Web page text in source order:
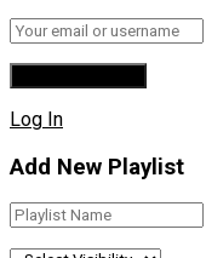
Log In
Add New Playlist